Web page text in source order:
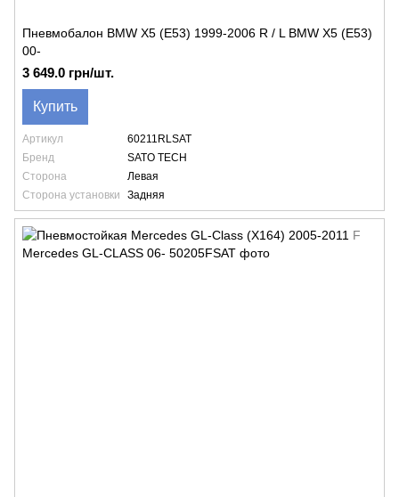
Пневмобалон BMW X5 (E53) 1999-2006 R / L BMW X5 (E53)
00-
3 649.0 грн/шт.
Купить
Артикул
60211RLSAT
Бренд
SATO TECH
Сторона
Левая
Сторона установки
Задняя